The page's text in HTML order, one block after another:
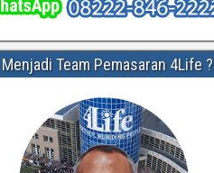
Team Pemasaran 4Life ?